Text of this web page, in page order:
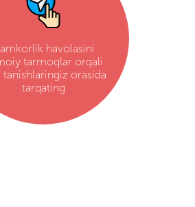
havolasini
tarmoqlar orqali
tanishlaringiz orasida
tarqating